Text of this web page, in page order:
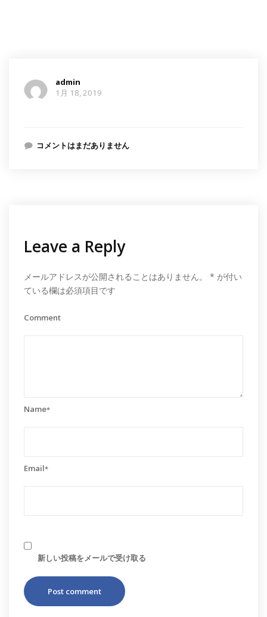
admin
1月 18, 2019
コメントはまだありません
Leave a Reply
メールアドレスが公開されることはありません。 * が付い
ている欄は必須項目です
Comment
Name*
Email*
新しい投稿をメールで受け取る